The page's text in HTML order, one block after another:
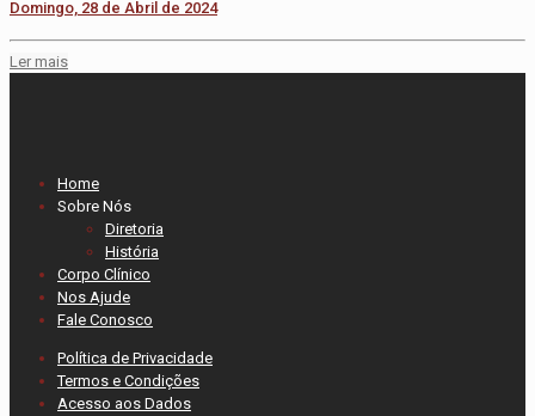
Domingo, 28 de Abril de 2024
Ler mais
Home
Sobre Nós
Diretoria
História
Corpo Clínico
Nos Ajude
Fale Conosco
Política de Privacidade
Termos e Condições
Acesso aos Dados